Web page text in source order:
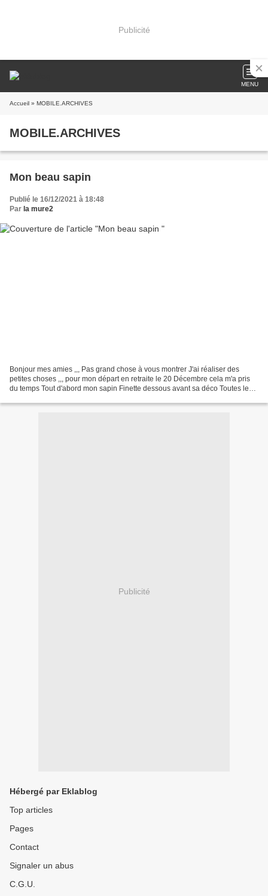
Publicité
MENU
Accueil » MOBILE.ARCHIVES
MOBILE.ARCHIVES
Mon beau sapin
Publié le 16/12/2021 à 18:48
Par la mure2
Bonjour mes amies ,,, Pas grand chose à vous montrer J'ai réaliser des
petites choses ,,, pour mon départ en retraite le 20 Décembre cela m'a pris
du temps Tout d'abord mon sapin Finette dessous avant sa déco Toutes les
Publicité
Hébergé par Eklablog
Top articles
Pages
Contact
Signaler un abus
C.G.U.